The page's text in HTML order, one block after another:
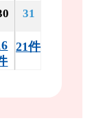
31
21件